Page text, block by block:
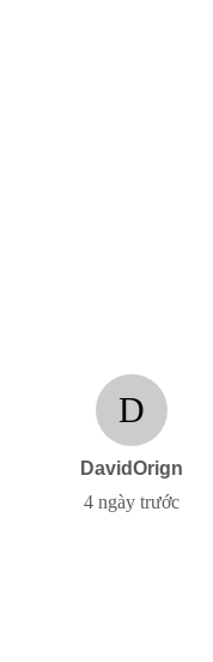
D
DavidOrign
4 ngày trước